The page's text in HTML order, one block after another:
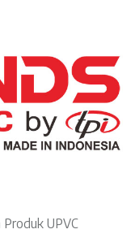
UPVC